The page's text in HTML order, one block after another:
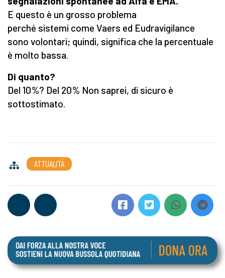
E questo è un grosso problema
perché sistemi come Vaers ed Eudravigilance
sono volontari; quindi, significa che la percentuale
è molto bassa.
Di quanto?
Del 10%? Del 20% Non saprei, di sicuro è
sottostimato.
ATTUALITÀ